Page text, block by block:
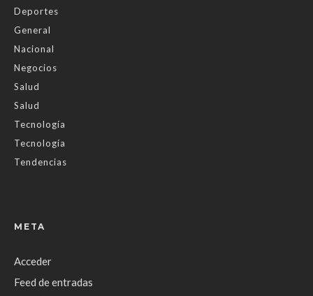
Deportes
General
Nacional
Negocios
Salud
Salud
Tecnología
Tecnología
Tendencias
META
Acceder
Feed de entradas